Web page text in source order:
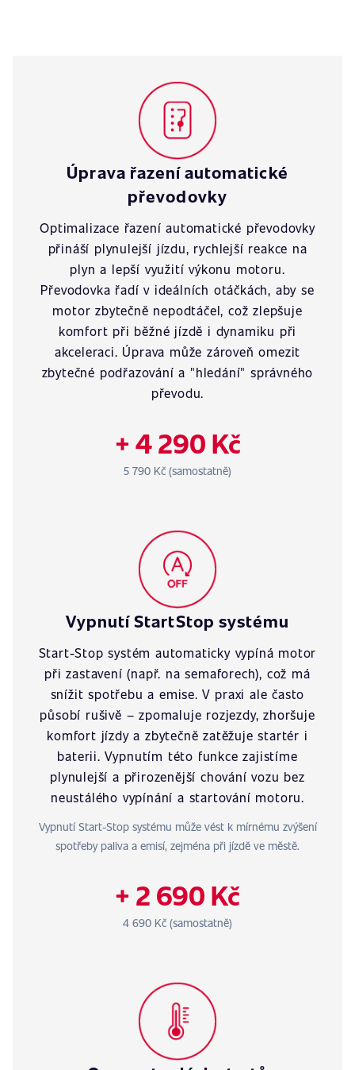
Úprava řazení automatické
převodovky
Optimalizace řazení automatické převodovky
přináší plynulejší jízdu, rychlejší reakce na
plyn a lepší využití výkonu motoru.
Převodovka řadí v ideálních otáčkách, aby se
motor zbytečně nepodtáčel, což zlepšuje
komfort při běžné jízdě i dynamiku při
akceleraci. Úprava může zároveň omezit
zbytečné podřazování a "hledání" správného
převodu.
+ 4 290 Kč
5 790 Kč (samostatně)
Vypnutí StartStop systému
Start-Stop systém automaticky vypíná motor
při zastavení (např. na semaforech), což má
snížit spotřebu a emise. V praxi ale často
působí rušivě – zpomaluje rozjezdy, zhoršuje
komfort jízdy a zbytečně zatěžuje startér i
baterii. Vypnutím této funkce zajistíme
plynulejší a přirozenější chování vozu bez
neustálého vypínání a startování motoru.
Vypnutí Start-Stop systému může vést k mírnému zvýšení
spotřeby paliva a emisí, zejména při jízdě ve městě.
+ 2 690 Kč
4 690 Kč (samostatně)